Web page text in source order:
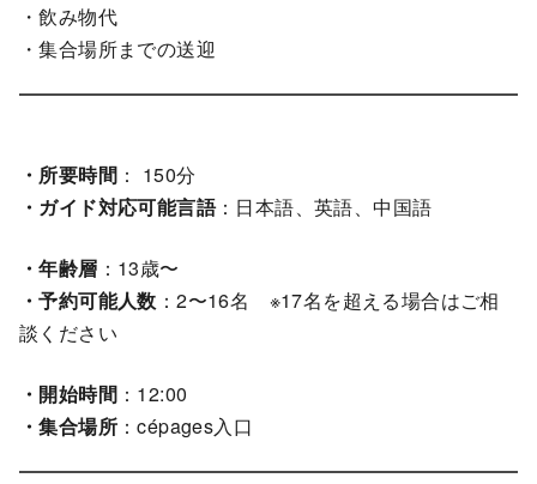
・飲み物代
・集合場所までの送迎
・所要時間 ： 150分
・ガイド対応可能言語：日本語、英語、中国語
・年齢層 ：13歳〜
・予約可能人数 ：2〜16名 ※17名を超える場合はご相
談ください
・開始時間 ：12:00
・集合場所 ：cépages入口